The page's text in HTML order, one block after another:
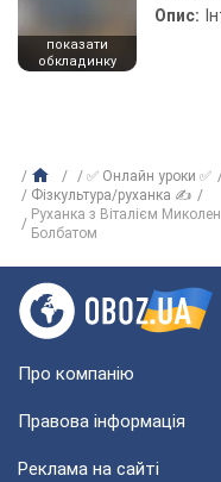
показати
обкладинку
Опис:
✅ Онлайн уроки ✅
Фізкультура/руханка ✍
Руханка з Віталієм
Болбатом
Про компанію
Правова інформація
Реклама на сайті